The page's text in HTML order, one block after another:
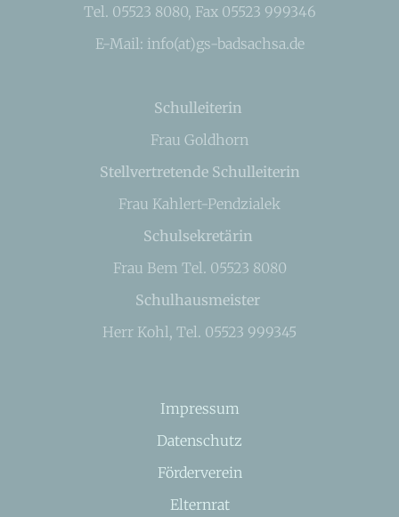
Tel. 05523 8080, Fax 05523 999346
E-Mail: info(at)gs-badsachsa.de
Schulleiterin
Frau Goldhorn
Stellvertretende Schulleiterin
Frau Kahlert-Pendzialek
Schulsekretärin
Frau Bem Tel. 05523 8080
Schulhausmeister
Herr Kohl, Tel. 05523 999345
Impressum
Datenschutz
Förderverein
Elternrat